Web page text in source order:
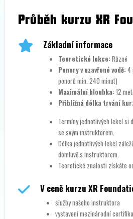
Průběh kurzu XR
Základní informace
Teoretické lekce: Různé
Ponory v uzavřené vodě: 4
ponorů min. 240 minut)
Maximální hloubka: 12
Přibližná délka trvání
Termíny jednotlivých lekcí si
se svým instruktorem.
Délka jednotlivých lekcí
domluvě s instruktorem.
Teoretické znalosti získáte
V ceně kurzu XR
služby našeho instruktora
vystavení mezinárodní